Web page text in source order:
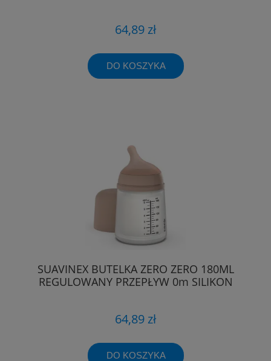
64,89 zł
DO KOSZYKA
SUAVINEX BUTELKA ZERO ZERO 180ML
REGULOWANY PRZEPŁYW 0m SILIKON
64,89 zł
DO KOSZYKA